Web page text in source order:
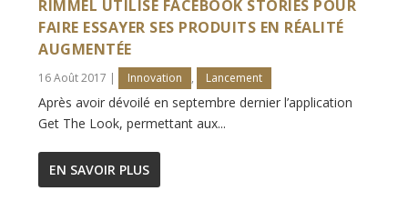
RIMMEL UTILISE FACEBOOK STORIES POUR
FAIRE ESSAYER SES PRODUITS EN RÉALITÉ
AUGMENTÉE
16 Août 2017 | Innovation , Lancement
Après avoir dévoilé en septembre dernier l’application
Get The Look, permettant aux...
EN SAVOIR PLUS